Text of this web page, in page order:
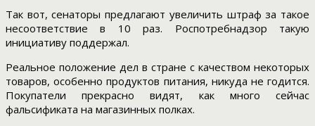
Так вот, сенаторы предлагают увеличить штраф за такое
несоответствие в 10 раз. Роспотребнадзор такую
инициативу поддержал.
Реальное положение дел в стране с качеством некоторых
товаров, особенно продуктов питания, никуда не годится.
Покупатели прекрасно видят, как много сейчас
фальсификата на магазинных полках.